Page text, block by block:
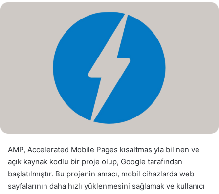
e
AMP, Accelerated Mobile Pages kısaltmasıyla bilinen ve
açık kaynak kodlu bir proje olup, Google tarafından
başlatılmıştır. Bu projenin amacı, mobil cihazlarda web
sayfalarının daha hızlı yüklenmesini sağlamak ve kullanıcı